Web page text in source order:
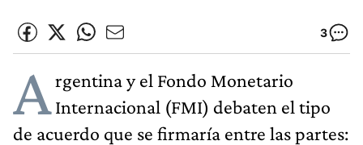
3
Argentina y el Fondo Monetario
Internacional (FMI) debaten el tipo
de acuerdo que se firmaría entre las partes: